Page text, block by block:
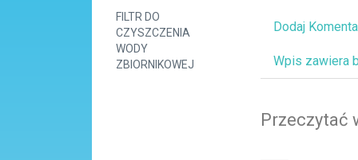
FILTR DO
CZYSZCZENIA
WODY
ZBIORNIKOWEJ
Dodaj
Wpis zawiera
Przeczytać